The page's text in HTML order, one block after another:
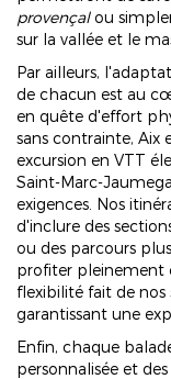
provençalou
sur la vallée et le
Par ailleurs,
de chacun est au
en quête d'effort
sans contrainte, Aix
excursion en VTT
Saint-Marc-
exigences. Nos
d'inclure des
ou des parcours
profiter pleinement
flexibilité fait de
garantissant une
Enfin, chaque
personnalisée et